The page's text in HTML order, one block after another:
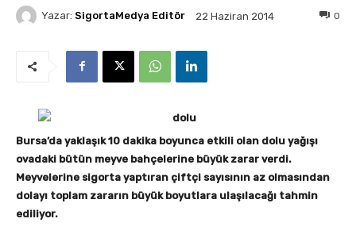
Yazar: SigortaMedya Editör 22 Haziran 2014 0
Bursa’da yaklaşık 10 dakika boyunca etkili olan dolu yağışı
ovadaki bütün meyve bahçelerine büyük zarar verdi.
Meyvelerine sigorta yaptıran çiftçi sayısının az olmasından
dolayı toplam zararın büyük boyutlara ulaşılacağı tahmin
ediliyor.